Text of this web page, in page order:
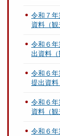
令和７
資料（観
令和６
出資料（
令和６
提出資料
令和６
資料（観
令和６